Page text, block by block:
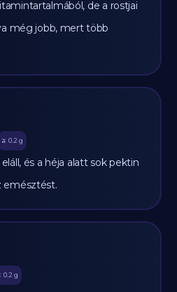
de a rostjai
még jobb, mert több
🫒 0.2 g
és a héja alatt sok pektin
emésztést.
0.2 g